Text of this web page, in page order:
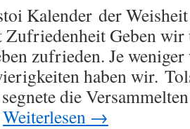
Kalender der
Geben wir
zufrieden. Je
haben wir.
die
Weiterlesen →